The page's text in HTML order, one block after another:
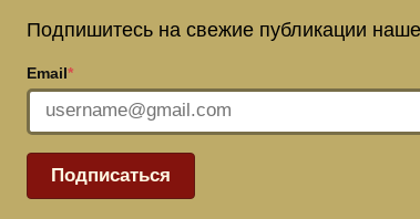
Подпишитесь на свежие публикации
Email*
Подписаться